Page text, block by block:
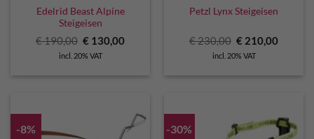
Edelrid Beast Alpine
Steigeisen
€190,00 Original
was:
€ 130,00Current
incl. 20% VAT
Petzl Lynx Steigeisen
€230,00 Original
was:
€ 210,00Current
incl. 20% VAT
-8% -30%